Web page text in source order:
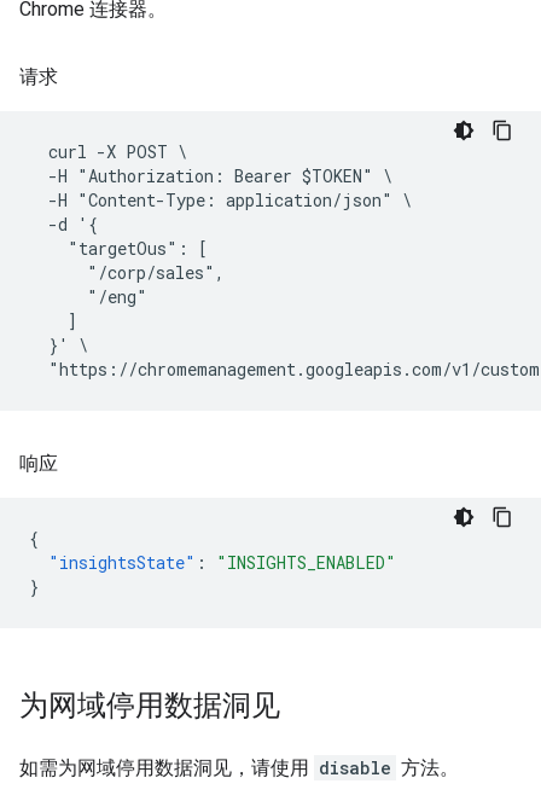
Chrome 连接器。
请求
  curl -X POST \
  -H "Authorization: Bearer $TOKEN" \
  -H "Content-Type: application/json" \
  -d '{
    "targetOus": [
      "/corp/sales",
      "/eng"
    ]
  }' \
响应
{
"insightsState" :
"INSIGHTS_ENABLED"
}
为网域停用数据洞见
如需为网域停用数据洞见，请使用 disable 方法。